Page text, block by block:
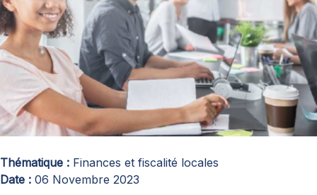
Thématique
Finances et fiscalité locales
Date
06 Novembre 2023